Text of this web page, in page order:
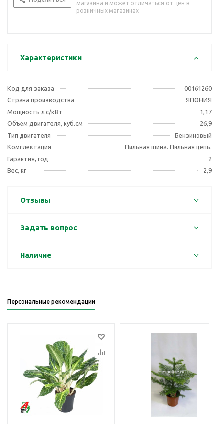
магазина и может отличаться от цен в
розничных магазинах
Характеристики
Код для заказа
00161260
Страна производства
ЯПОНИЯ
Мощность л.с/кВт
1,17
Объем двигателя, куб.см
26,9
Тип двигателя
Бензиновый
Комплектация
Пильная шина. Пильная цепь.
Гарантия, год
2
Вес, кг
2,9
Отзывы
Задать вопрос
Наличие
Персональные рекомендации